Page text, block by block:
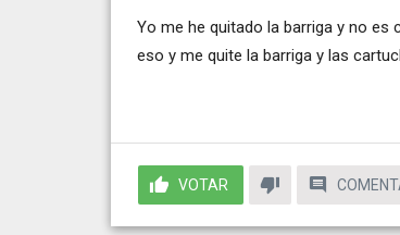
Yo me he quitado la barriga y no es
eso y me quite la barriga y las
VOTAR